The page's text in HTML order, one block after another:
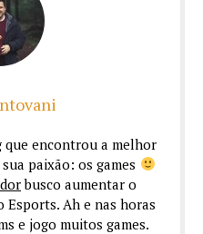
encontrou a melhor
paixão: os games
busco aumentar o
Esports. Ah e nas horas
e jogo muitos games.